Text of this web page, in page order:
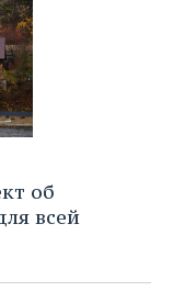
об
всей